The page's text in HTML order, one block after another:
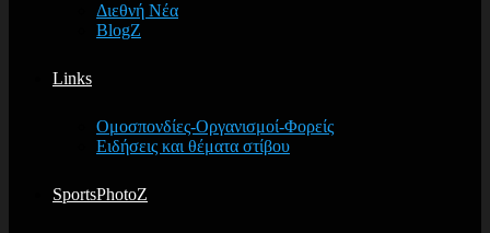
Διεθνή Νέα
BlogZ
Links
Ομοσπονδίες-Οργανισμοί-Φορείς
Ειδήσεις και θέματα στίβου
SportsPhotoZ